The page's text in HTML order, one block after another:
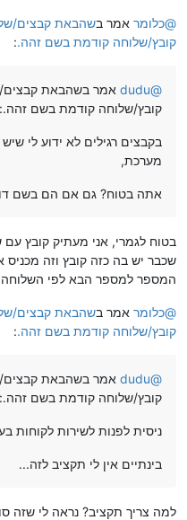
@כלומר אמר בשהבאת קבצים/
קובץ/שלוחה קודמת בשם זהה.:
@
dudu אמר בשהבאת קבצים/
קובץ/שלוחה קודמת בשם זהה.:
בקבצים רגילים לא ידוע לי
מערכת,
אתה בטוח? גם אם הם בשם
שכבר יש בה כזה קובץ וזה
המספר למספר הבא לפי השלוחה
@כלומר אמר בשהבאת קבצים/
קובץ/שלוחה קודמת בשם זהה.:
@
dudu אמר בשהבאת קבצים/
קובץ/שלוחה קודמת בשם זהה.:
ניסית לפנות לשירות לקוחות
בינתיים אין לי תקציב לזה...
למה צריך תקציב? נראה לי שזה